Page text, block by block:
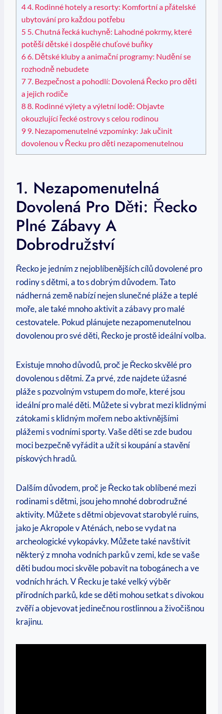
44. Rodinné hotely a resorty: Komfortní a přátelské
ubytování pro každou potřebu
5 5. Chutná řecká kuchyně: Lahodné‍ pokrmy, které
potěší dětské i dospělé chuťové buňky
66. Dětské‌ kluby ​a animační programy: Nudění se
rozhodně nebudete
77. Bezpečnost a pohodlí:⁢ Dovolená Řecko pro děti
a⁣ jejich rodiče
88. Rodinné výlety a výletní lodě: Objavte
‍okouzlující řecké ostrovy ⁤s celou rodinou
9 9. Nezapomenutelné vzpomínky:⁣ Jak učinit
dovolenou v Řecku pro děti nezapomenutelnou
1. Nezapomenutelná
Dovolená Pro Děti: Řecko
Plné ⁢zábavy⁣ A
⁢dobrodružství
Řecko je jedním z nejoblíbenějších cílů dovolené⁢ pro⁤
rodiny s dětmi, a to ⁢s dobrým důvodem. Tato
nádherná země nabízí ​nejen slunečné‍ pláže a teplé
moře, ale⁣ také mnoho aktivit a zábavy pro malé
cestovatele. Pokud​ plánujete nezapomenutelnou
dovolenou⁣ pro své děti, Řecko je prostě ideální volba.
Existuje mnoho důvodů, proč je​ Řecko skvělé pro
dovolenou s dětmi. Za prvé, zde najdete⁤ úžasné⁣
pláže​ s pozvolným ‌vstupem do moře, které jsou
ideální⁤ pro ⁣malé ‍děti. Můžete si vybrat mezi klidnými
zátokami s klidným mořem nebo aktivnějšími
plážemi ⁤s vodními sporty.⁤ Vaše děti ⁣se zde budou
moci bezpečně vyřádit a užít si koupání a stavění ​
pískových hradů.
Dalším důvodem, proč je‌ Řecko‍ tak oblíbené⁢ mezi
rodinami s dětmi, jsou jeho mnohé dobrodružné
aktivity. ​Můžete s dětmi objevovat starobylé ruins,
jako⁢ je Akropole v‌ Aténách, nebo se vydat na
archeologické vykopávky. Můžete také navštívit
některý z mnoha vodních⁤ parků v‍ zemi, kde se vaše​
děti budou moci skvěle pobavit na tobogánech a ve
⁢vodních hrách. V Řecku je také​ velký výběr
přírodních parků, kde se⁣ děti mohou setkat s divokou
zvěří a objevovat jedinečnou rostlinnou a živočišnou
krajinu.